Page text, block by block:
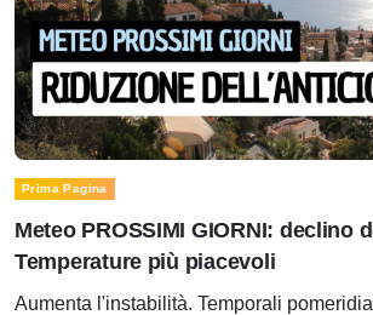
Prima Pagina
Meteo PROSSIMI GIORNI: declino
Temperature più piacevoli
Aumenta l'instabilità. Temporali